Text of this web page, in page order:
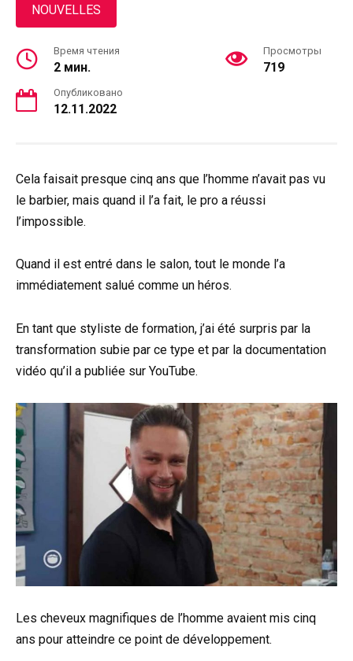
NOUVELLES
Время чтения
2 мин.
Просмотры
719
Опубликовано
12.11.2022
Cela faisait presque cinq ans que l’homme n’avait pas vu
le barbier, mais quand il l’a fait, le pro a réussi
l’impossible.
Quand il est entré dans le salon, tout le monde l’a
immédiatement salué comme un héros.
En tant que styliste de formation, j’ai été surpris par la
transformation subie par ce type et par la documentation
vidéo qu’il a publiée sur YouTube.
Les cheveux magnifiques de l’homme avaient mis cinq
ans pour atteindre ce point de développement.